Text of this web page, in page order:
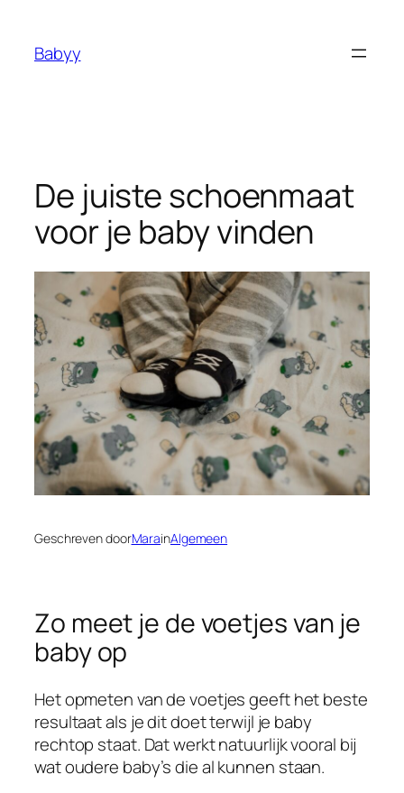
Babyy
De juiste schoenmaat
voor je baby vinden
Geschreven doorMarainAlgemeen
Zo meet je de voetjes van je
baby op
Het opmeten van de voetjes geeft het beste
resultaat als je dit doet terwijl je baby
rechtop staat. Dat werkt natuurlijk vooral bij
wat oudere baby’s die al kunnen staan.